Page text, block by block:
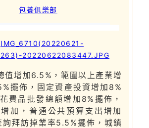
包養俱樂部
值增加6.5%，範圍以上產業增
擺佈，固定資產投資增加8%
費品批發總額增加8%擺佈，
加，普通公共預算支出增加
詢拜訪掉業率5.5%擺佈，城鎮